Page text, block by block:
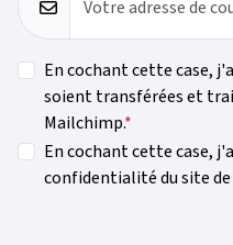
Votre adresse de
En cochant cette case,
soient transférées et
Mailchimp.
En cochant cette case,
confidentialité du site de